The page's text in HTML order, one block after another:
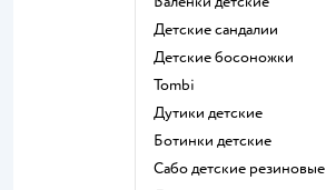
Детские сандалии
Детские босоножки
Tombi
Дутики детские
Ботинки детские
Сабо детские резиновые